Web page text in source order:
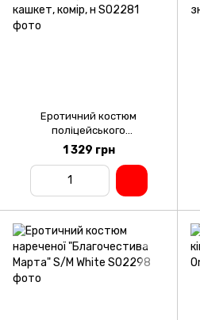
Еротичний костюм
поліцейського
"Приголомшлива Ніккі" One
Size Black: сукня трусики,
кашкет, комір, н
1 329 грн